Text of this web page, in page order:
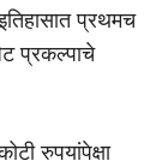
प्रथमच
प्रकल्पाचे
रुपयांपेक्षा